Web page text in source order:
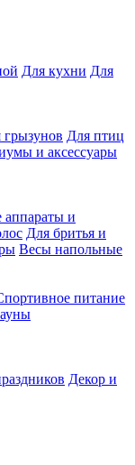
Для кухни Для
грызунов Для птиц
и аксессуары
аппараты и
Для бритья и
Весы напольные
питание
Декор и